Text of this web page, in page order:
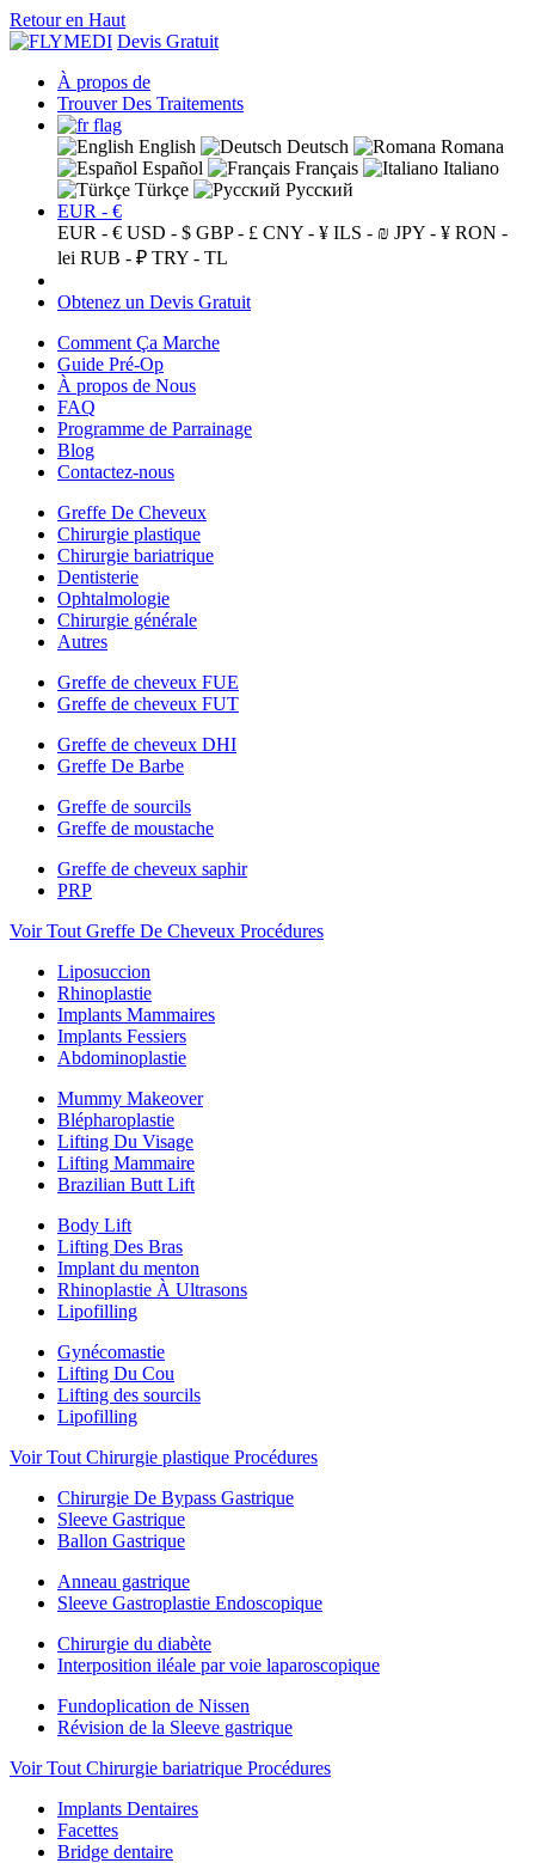
Retour en Haut
Devis Gratuit
À propos de
Trouver Des Traitements
English Deutsch
Romana
Español
Français
Italiano
Türkçe
Русский
EUR - €
EUR - € USD - $ GBP - £ CNY - ¥ ILS - ₪ JPY - ¥ RON -
lei RUB - ₽ TRY - TL
Obtenez un Devis Gratuit
Comment Ça Marche
Guide Pré-Op
À propos de Nous
FAQ
Programme de Parrainage
Blog
Contactez-nous
Greffe De Cheveux
Chirurgie plastique
Chirurgie bariatrique
Dentisterie
Ophtalmologie
Chirurgie générale
Autres
Greffe de cheveux FUE
Greffe de cheveux FUT
Greffe de cheveux DHI
Greffe De Barbe
Greffe de sourcils
Greffe de moustache
Greffe de cheveux saphir
PRP
Voir Tout Greffe De Cheveux Procédures
Liposuccion
Rhinoplastie
Implants Mammaires
Implants Fessiers
Abdominoplastie
Mummy Makeover
Blépharoplastie
Lifting Du Visage
Lifting Mammaire
Brazilian Butt Lift
Body Lift
Lifting Des Bras
Implant du menton
Rhinoplastie À Ultrasons
Lipofilling
Gynécomastie
Lifting Du Cou
Lifting des sourcils
Lipofilling
Voir Tout Chirurgie plastique Procédures
Chirurgie De Bypass Gastrique
Sleeve Gastrique
Ballon Gastrique
Anneau gastrique
Sleeve Gastroplastie Endoscopique
Chirurgie du diabète
Interposition iléale par voie laparoscopique
Fundoplication de Nissen
Révision de la Sleeve gastrique
Voir Tout Chirurgie bariatrique Procédures
Implants Dentaires
Facettes
Bridge dentaire